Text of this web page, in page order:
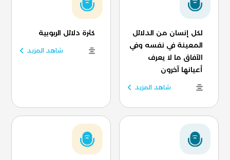
لكل إنسان من الدلائل
المعينة في نفسه وفي
الآفاق ما لا يعرف
أعيانها آخرون
شاهد المزيد
كثرة دلائل الربوبية
شاهد المزيد